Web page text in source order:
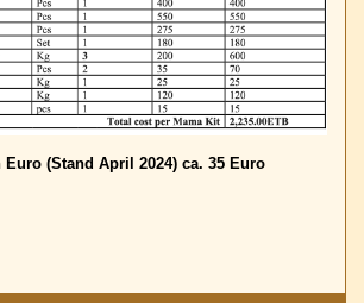
Euro (Stand April 2024) ca. 35 Euro